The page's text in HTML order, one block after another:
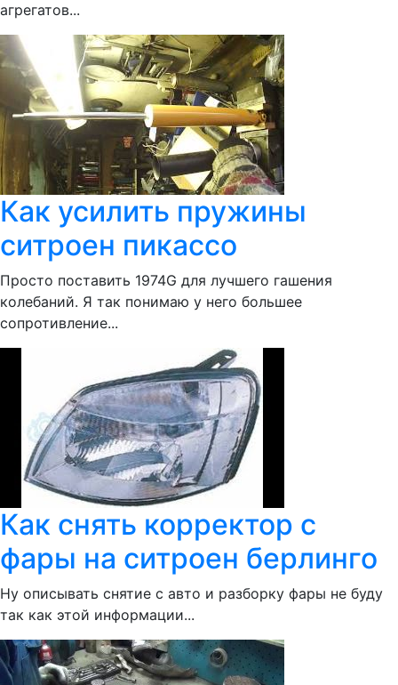
агрегатов...
Как усилить пружины
ситроен пикассо
Просто поставить 1974G для лучшего гашения
колебаний. Я так понимаю у него большее
сопротивление...
Как снять корректор с
фары на ситроен берлинго
Ну описывать снятие с авто и разборку фары не буду
так как этой информации...